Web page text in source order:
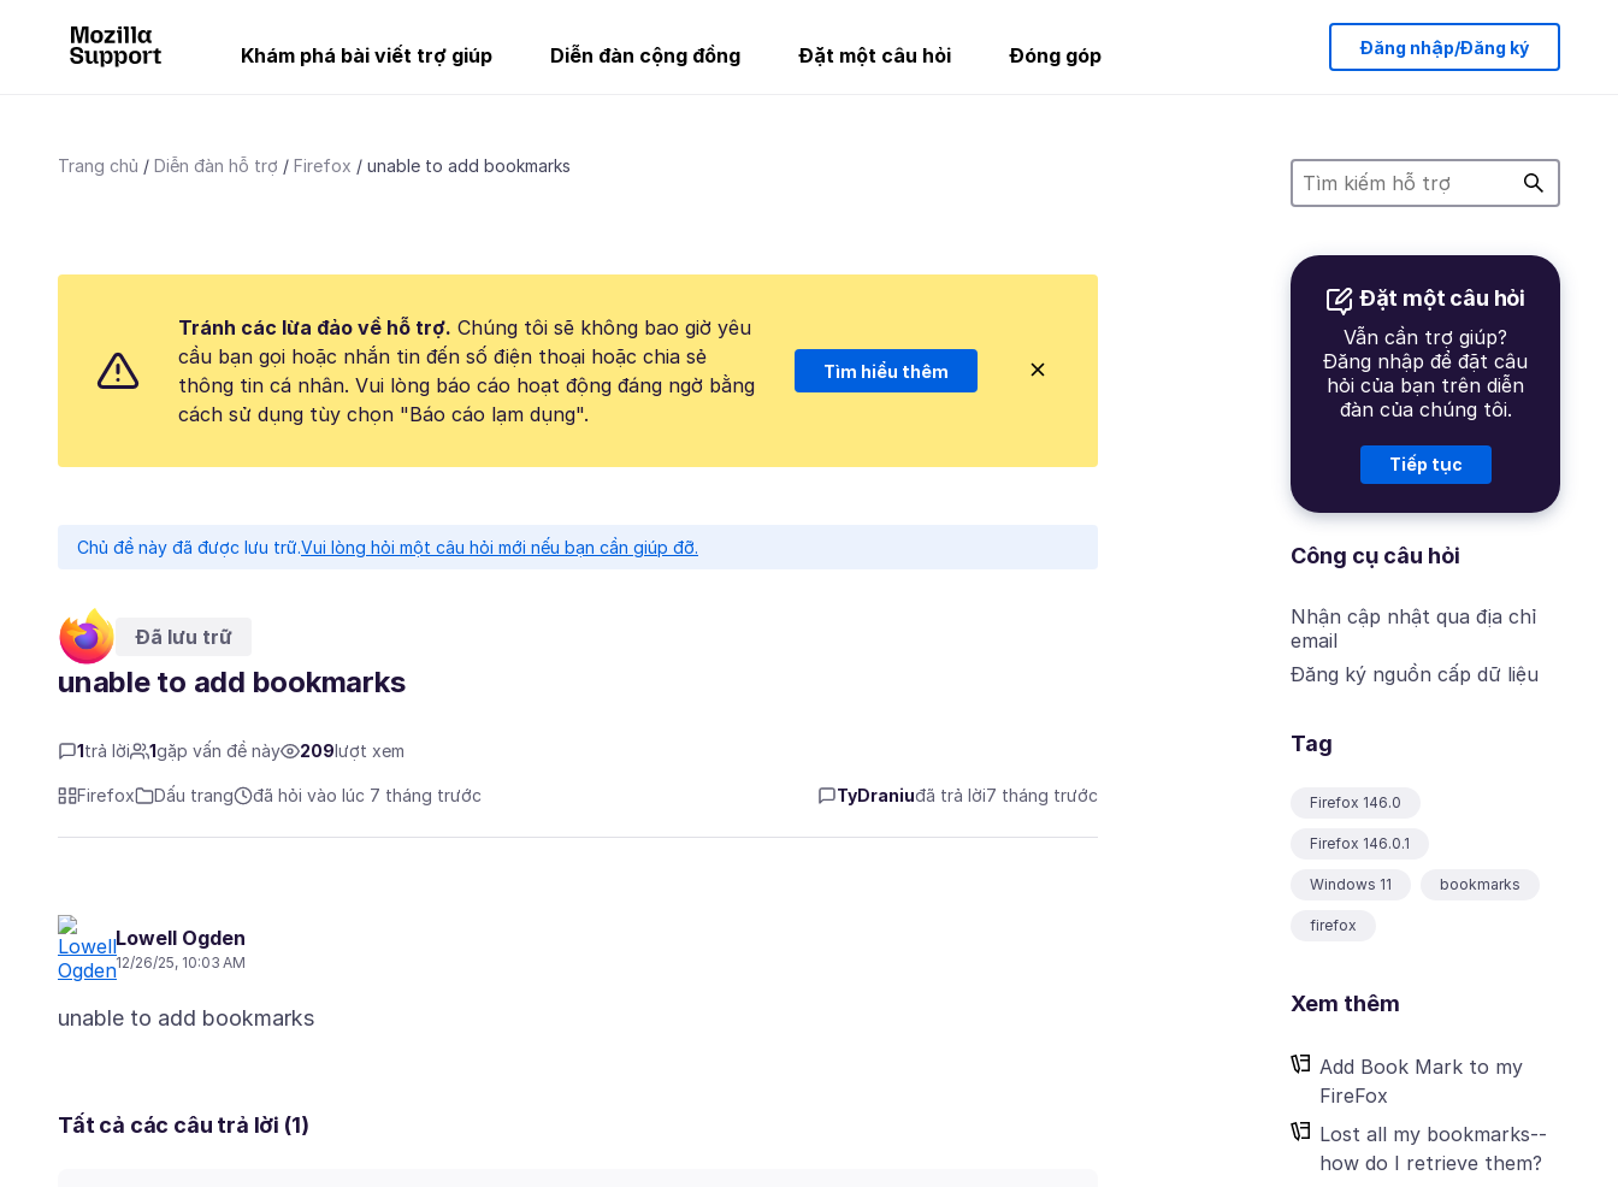
Khám phá bài viết trợ giúp Diễn đàn cộng đồng Đặt một câu hỏi Đóng góp Đăng nhập/Đăng ký
Trang chủ Diễn đàn hỗ trợ Firefox unable to add bookmarks
Đặt một câu hỏi
Vẫn cần trợ giúp?
Đăng nhập để đặt câu
hỏi của bạn trên diễn
đàn của chúng tôi.
Tiếp tục
Công cụ câu hỏi
Nhận cập nhật qua địa chỉ
email
Đăng ký nguồn cấp dữ liệu
Tag
Firefox 146.0
Firefox 146.0.1
Windows 11 bookmarks
firefox
Xem thêm
Add Book Mark to my
FireFox
Lost all my bookmarks--
how do I retrieve them?
Tránh các lừa đảo về hỗ trợ. Chúng tôi sẽ không bao giờ yêu
cầu bạn gọi hoặc nhắn tin đến số điện thoại hoặc chia sẻ
thông tin cá nhân. Vui lòng báo cáo hoạt động đáng ngờ bằng
cách sử dụng tùy chọn "Báo cáo lạm dụng".
Tìm hiểu thêm
Chủ đề này đã được lưu trữ.Vui lòng hỏi một câu hỏi mới nếu bạn cần giúp đỡ.
Đã lưu trữ
unable to add bookmarks
1 trả lời 1gặp vấn đề này 209 lượt xem
Firefox Dấu trang đã hỏi vào lúc 7 tháng trước TyDraniuđã trả lời7 tháng trước
Lowell Ogden
12/26/25, 10:03 AM
Tất cả các câu trả lời (1)